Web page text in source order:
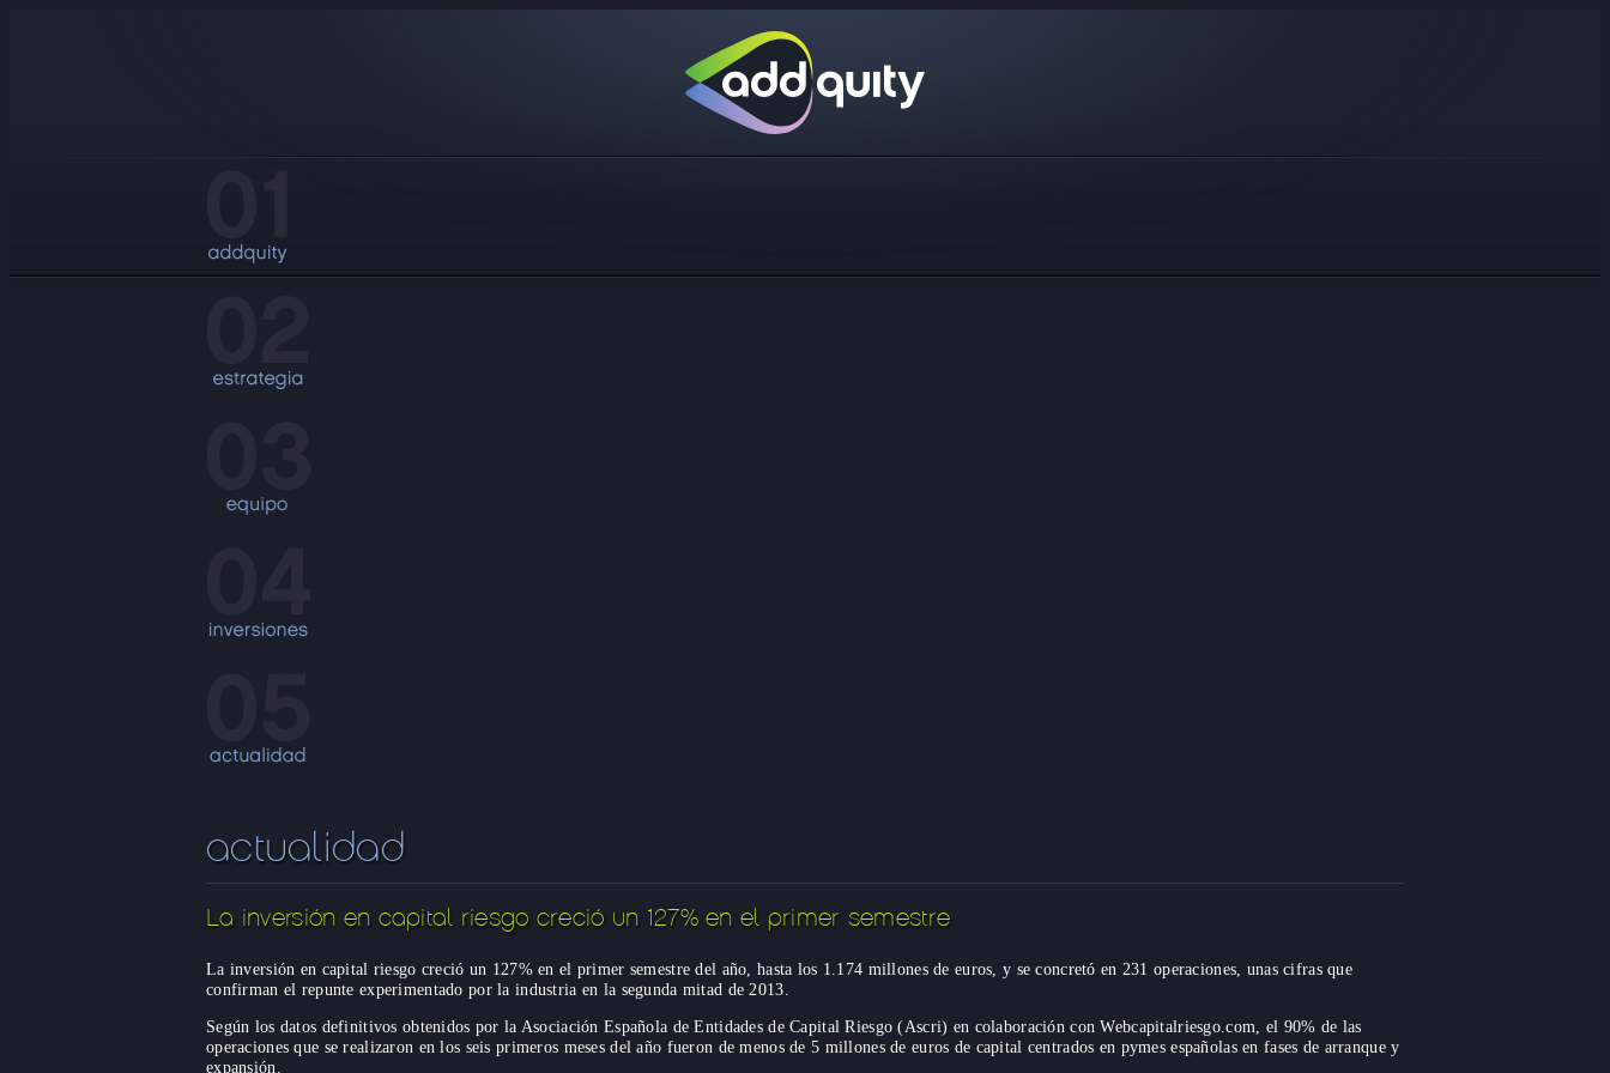
actualidad
La inversión en capital riesgo creció un 127% en el primer semestre
La inversión en capital riesgo creció un 127% en el primer semestre del año, hasta los 1.174 millones de euros, y se concretó en 231 operaciones, unas cifras que
confirman el repunte experimentado por la industria en la segunda mitad de 2013.
Según los datos definitivos obtenidos por la Asociación Española de Entidades de Capital Riesgo (Ascri) en colaboración con Webcapitalriesgo.com, el 90% de las
operaciones que se realizaron en los seis primeros meses del año fueron de menos de 5 millones de euros de capital centrados en pymes españolas en fases de arranque y
expansión.